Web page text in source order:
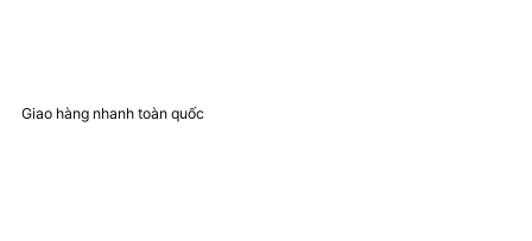
Giao hàng nhanh toàn quốc